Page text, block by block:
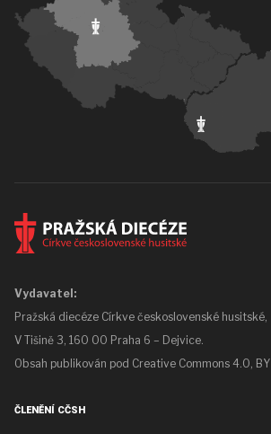
Vydavatel:
Pražská diecéze Církve československé husitské,
V Tišině 3, 160 00 Praha 6 – Dejvice.
Obsah publikován pod Creative Commons 4.0, BY
ČLENĚNÍ CČSH